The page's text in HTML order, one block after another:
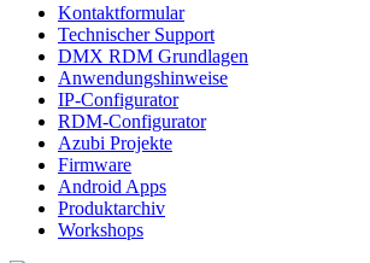
Kontaktformular
Technischer Support
DMX RDM Grundlagen
Anwendungshinweise
IP-Configurator
RDM-Configurator
Azubi Projekte
Firmware
Android Apps
Produktarchiv
Workshops